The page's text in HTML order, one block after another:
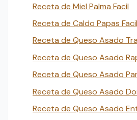
Receta de Miel Palma Facil
Receta de Caldo Papas Facil
Receta de Queso Asado
Receta de Queso Asado
Receta de Queso Asado
Receta de Queso Asado
Receta de Queso Asado